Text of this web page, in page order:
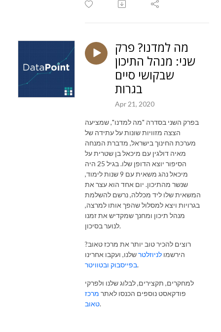
מה למדנו? פרק
שני: מנהל התיכון
שבקושי סיים
בגרות
Apr 21, 2020
בפרק השני בסדרה "מה למדנו", שמציעה
הצצה מזוויות שונות על עתידה של
מערכת החינוך בישראל, מדברת המנחה
מאיה דולגין עם מיכאל בן שטרית על
הסיפור יוצא הדופן שלו. בגיל 25 היה
מיכאל נהג משאית עם 9 שנות לימוד,
שנשר מהתיכון. יום אחד הוא עצר את
המשאית שלו ליד מכללה, נרשם להשלמת
בגרויות ויצא למסלול שהפך אותו למרצה,
מנהל תיכון ומחנך שמקדיש את זמנו
לנוער בסיכון.
רוצים להכיר טוב יותר את מרכז טאוב?
הירשמו לניוזלטרשלנו, ועקבו אחרינו
בפייסבוק ובטוויטר .
למחקרים, תקצירים, לבלוג שלנו ולפרקי
פודקאסט נוספים הכנסו לאתר מרכז
טאוב.